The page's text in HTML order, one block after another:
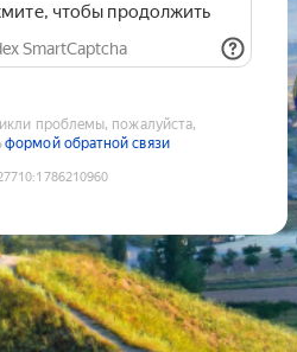
чтобы продолжить
SmartCaptcha
проблемы, пожалуйста,
формой обратной связи
:1786210960